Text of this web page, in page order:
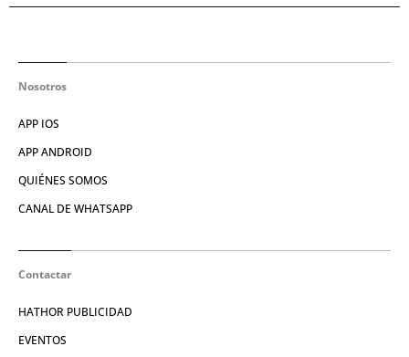
Nosotros
APP IOS
APP ANDROID
QUIÉNES SOMOS
CANAL DE WHATSAPP
Contactar
HATHOR PUBLICIDAD
EVENTOS